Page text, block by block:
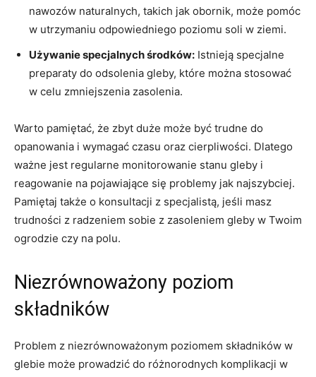
nawozów naturalnych, ​takich‌ jak‌ obornik, może pomóc
w ‌utrzymaniu odpowiedniego poziomu soli​ w​ ziemi.
Używanie specjalnych środków: Istnieją specjalne ​
preparaty ​do⁤ odsolenia‌ gleby,‍ które⁤ można stosować
w celu ‍zmniejszenia‌ zasolenia.
Warto ⁣pamiętać, że zbyt ⁣duże ⁣może być trudne do ​
opanowania i wymagać czasu ‌oraz cierpliwości. Dlatego
ważne jest regularne​ monitorowanie‌ stanu gleby ⁣i​
reagowanie na pojawiające się ‍problemy jak najszybciej.
Pamiętaj także o konsultacji z specjalistą, jeśli masz
trudności​ z radzeniem sobie⁢ z zasoleniem⁤ gleby w Twoim​
ogrodzie czy na ‌polu.
Niezrównoważony⁢ poziom
składników
Problem z niezrównoważonym poziomem‍ składników w
glebie​ może prowadzić ⁣do różnorodnych‌ komplikacji w